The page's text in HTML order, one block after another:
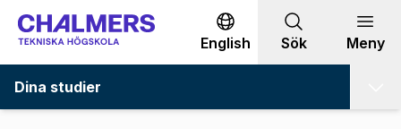
Gå till innehållet
English Sök Meny
Dina studier